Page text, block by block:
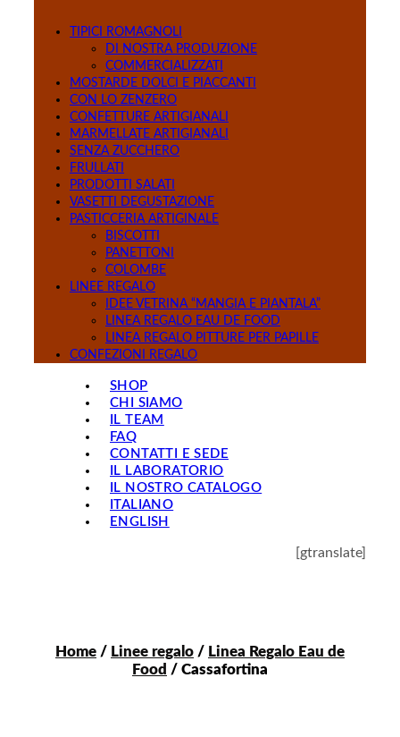
TIPICI ROMAGNOLI
DI NOSTRA PRODUZIONE
COMMERCIALIZZATI
MOSTARDE DOLCI E PIACCANTI
CON LO ZENZERO
CONFETTURE ARTIGIANALI
MARMELLATE ARTIGIANALI
SENZA ZUCCHERO
FRULLATI
PRODOTTI SALATI
VASETTI DEGUSTAZIONE
PASTICCERIA ARTIGINALE
BISCOTTI
PANETTONI
COLOMBE
LINEE REGALO
IDEE VETRINA “MANGIA E PIANTALA”
LINEA REGALO EAU DE FOOD
LINEA REGALO PITTURE PER PAPILLE
CONFEZIONI REGALO
SHOP
CHI SIAMO
IL TEAM
FAQ
CONTATTI E SEDE
IL LABORATORIO
IL NOSTRO CATALOGO
ITALIANO
ENGLISH
[gtranslate]
Home / Linee regalo / Linea Regalo Eau de
Food / Cassafortina